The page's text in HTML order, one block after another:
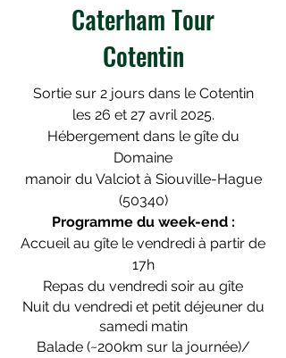
Caterham Tour
Cotentin
Sortie sur 2 jours dans le Cotentin
les 26 et 27 avril 2025.
Hébergement dans le gîte du
Domaine
manoir du Valciot à Siouville-Hague
(50340)
Programme du week-end :
Accueil au gîte le vendredi à partir de
17h
Repas du vendredi soir au gîte
Nuit du vendredi et petit déjeuner du
samedi matin
Balade (~200km sur la journée)/